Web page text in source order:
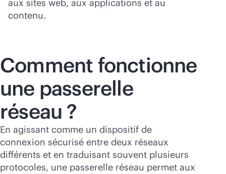
aux sites web, aux applications et au
contenu.
Comment fonctionne
une passerelle
réseau ?
En agissant comme un dispositif de
connexion sécurisé entre deux réseaux
différents et en traduisant souvent plusieurs
protocoles, une passerelle réseau permet aux